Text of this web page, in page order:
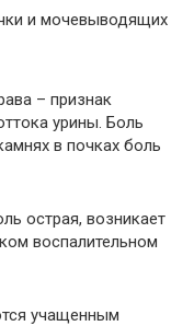
и мочевыводящих
– признак
урины. Боль
в почках боль
острая, возникает
воспалительном
учащенным